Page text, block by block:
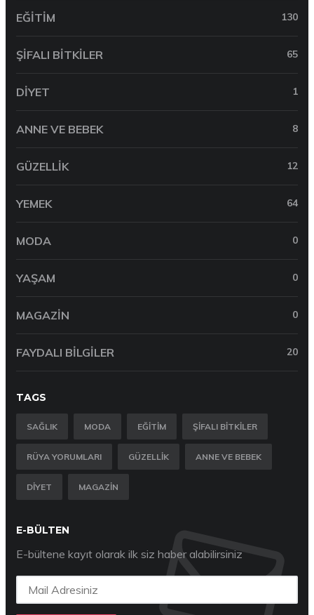
EĞITIM 130
ŞIFALI BITKILER 65
DIYET 1
ANNE VE BEBEK 8
GÜZELLIK 12
YEMEK 64
MODA 0
YAŞAM 0
MAGAZIN 0
FAYDALI BILGILER 20
TAGS
SAĞLIK MODA EĞITIM ŞIFALI BITKILER
RÜYA YORUMLARI GÜZELLIK ANNE VE BEBEK
DIYET MAGAZIN
E-BÜLTEN
E-bültene kayıt olarak ilk siz haber alabilirsiniz